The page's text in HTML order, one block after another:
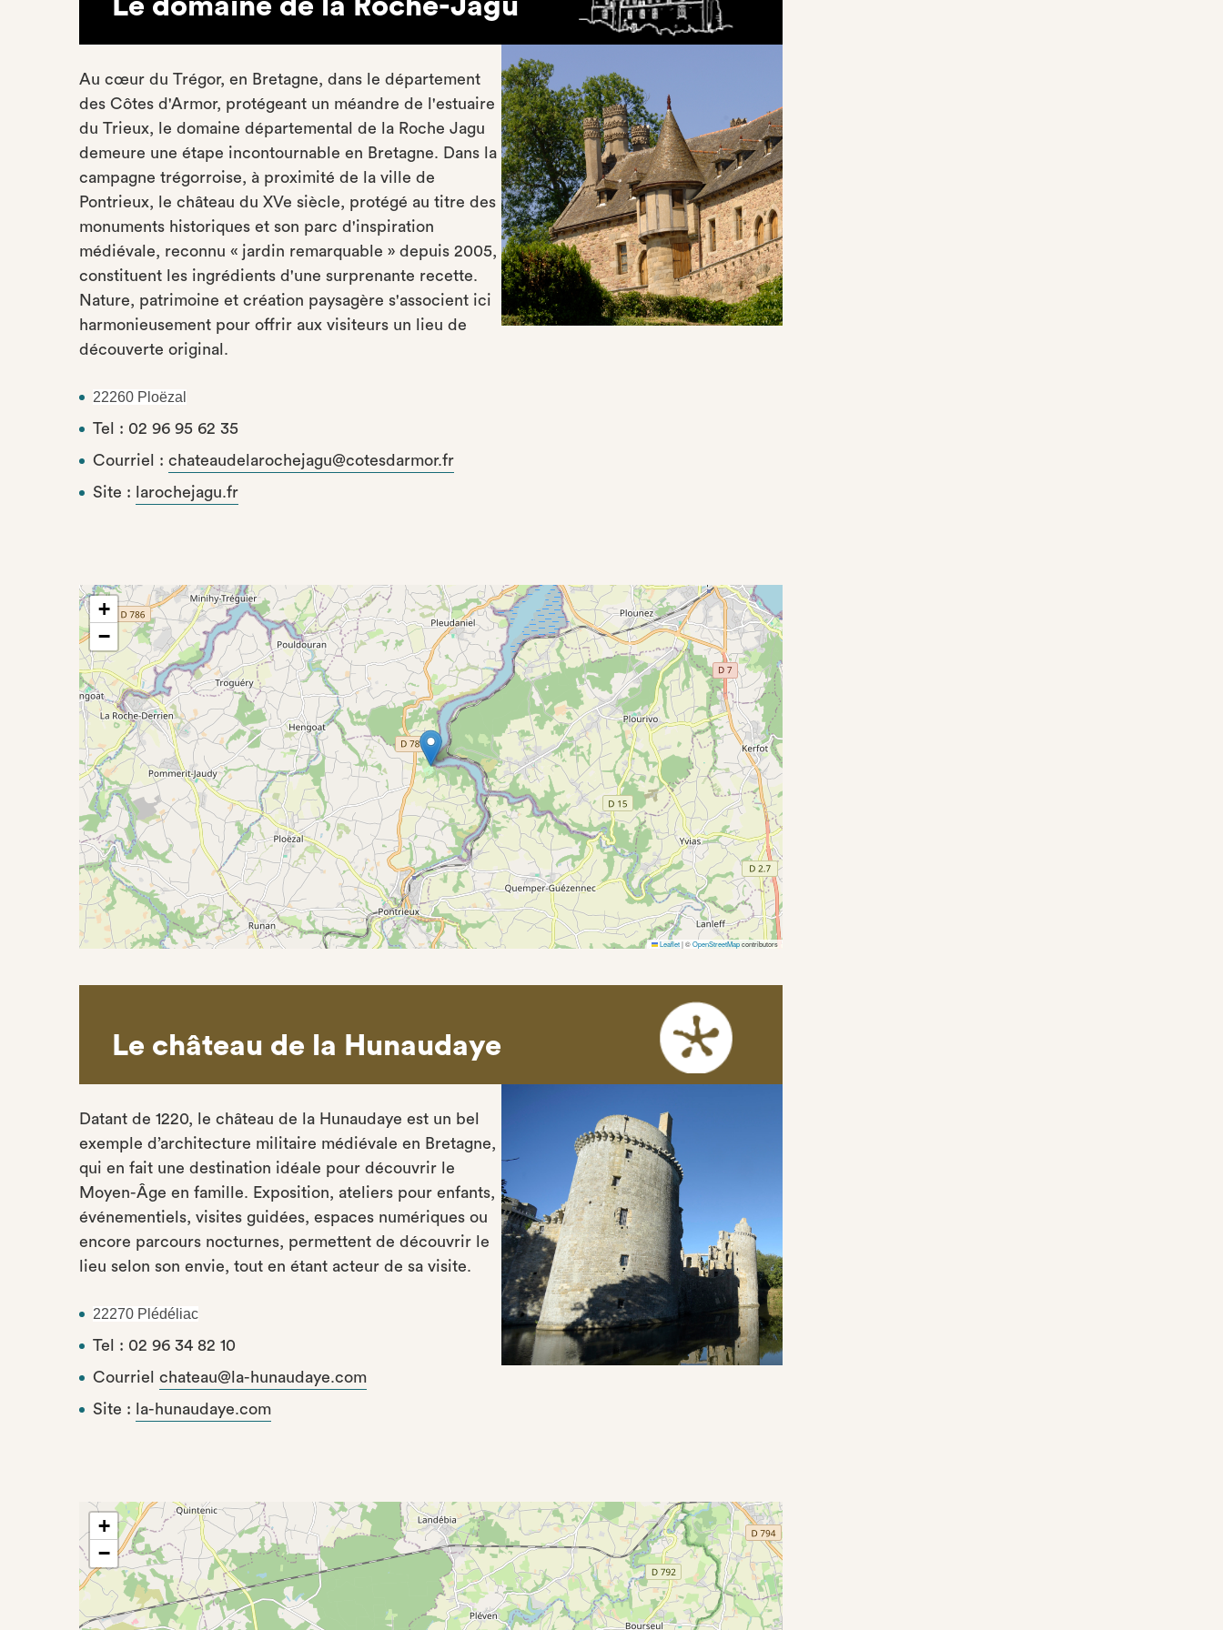
Le domaine de la Roche-Jagu
Au cœur du Trégor, en Bretagne, dans le département
des Côtes d'Armor, protégeant un méandre de l'estuaire
du Trieux, le domaine départemental de la Roche Jagu
demeure une étape incontournable en Bretagne. Dans la
campagne trégorroise, à proximité de la ville de
Pontrieux, le château du XVe siècle, protégé au titre des
monuments historiques et son parc d'inspiration
médiévale, reconnu « jardin remarquable » depuis 2005,
constituent les ingrédients d'une surprenante recette.
Nature, patrimoine et création paysagère s'associent ici
harmonieusement pour offrir aux visiteurs un lieu de
découverte original.
22260 Ploëzal
Tel : 02 96 95 62 35
Courriel : chateaudelarochejagu@cotesdarmor.fr
Site :
larochejagu.fr
+
−
Leaflet |©OpenStreetMapcontributors
Le château de la Hunaudaye
Datant de 1220, le château de la Hunaudaye est un bel
exemple d’architecture militaire médiévale en Bretagne,
qui en fait une destination idéale pour découvrir le
Moyen-Âge en famille. Exposition, ateliers pour enfants,
événementiels, visites guidées, espaces numériques ou
encore parcours nocturnes, permettent de découvrir le
lieu selon son envie, tout en étant acteur de sa visite.
22270 Plédéliac
Tel : 02 96 34 82 10
Courriel chateau@la-hunaudaye.com
Site :
la-hunaudaye.com
+
−